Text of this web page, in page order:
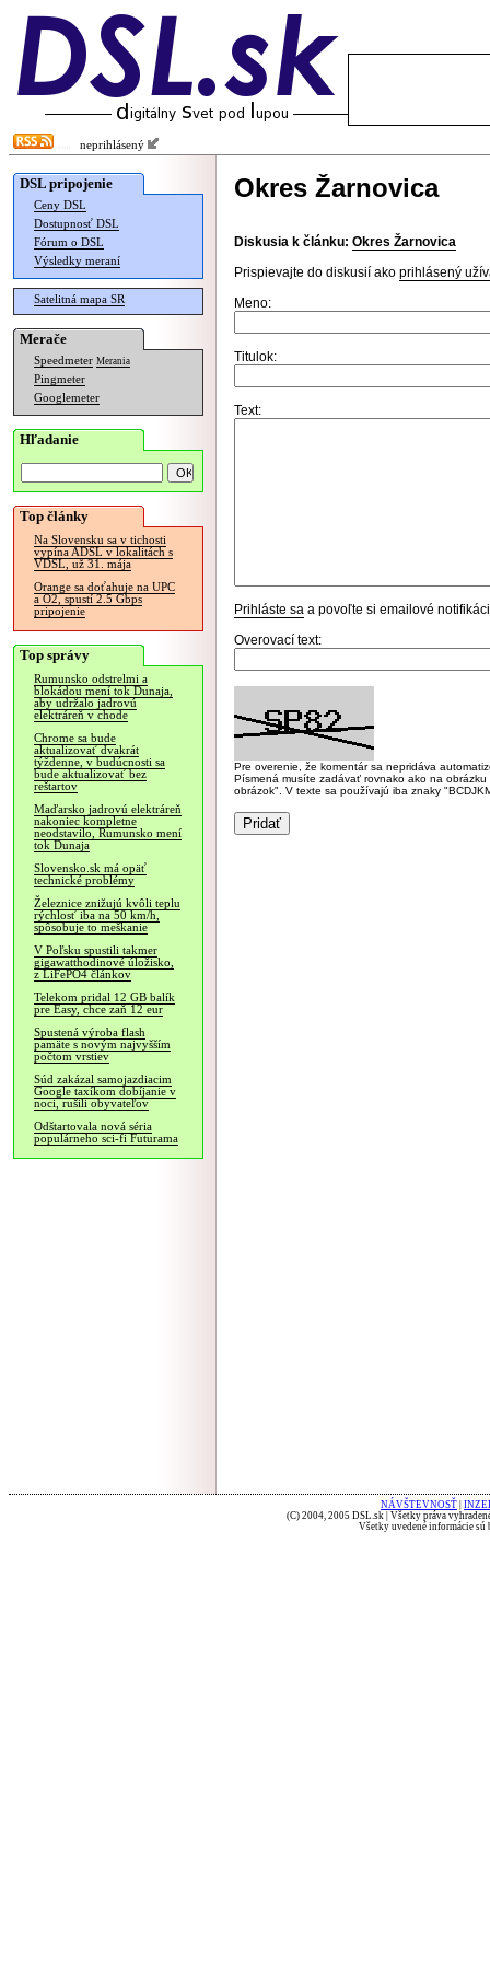
neprihlásený
DSL pripojenie
Ceny DSL
Dostupnosť DSL
Fórum o DSL
Výsledky meraní
Satelitná mapa SR
Merače
Speedmeter Merania
Pingmeter
Googlemeter
Hľadanie
Top články
Na Slovensku sa v tichosti
vypína ADSL v lokalitách s
VDSL, už 31. mája
Orange sa doťahuje na UPC
a O2, spustí 2.5 Gbps
pripojenie
Top správy
Rumunsko odstrelmi a
blokádou mení tok Dunaja,
aby udržalo jadrovú
elektráreň v chode
Chrome sa bude
aktualizovať dvakrát
týždenne, v budúcnosti sa
bude aktualizovať bez
reštartov
Maďarsko jadrovú elektráreň
nakoniec kompletne
neodstavilo, Rumunsko mení
tok Dunaja
Slovensko.sk má opäť
technické problémy
Železnice znižujú kvôli teplu
rýchlosť iba na 50 km/h,
spôsobuje to meškanie
V Poľsku spustili takmer
gigawatthodinové úložisko,
z LiFePO4 článkov
Telekom pridal 12 GB balík
pre Easy, chce zaň 12 eur
Spustená výroba flash
pamäte s novým najvyšším
počtom vrstiev
Súd zakázal samojazdiacim
Google taxíkom dobíjanie v
noci, rušili obyvateľov
Odštartovala nová séria
populárneho sci-fi Futurama
Okres Žarnovica
Diskusia k článku: Okres Žarnovica
Prispievajte do diskusií ako prihlásený
Meno:
Titulok:
Text:
Prihláste sa a povoľte si emailové
Overovací text:
Pre overenie, že komentár sa nepridáva
Písmená musíte zadávať rovnako ako na
obrázok". V texte sa používajú iba znaky
NÁVŠTEVNOSŤ
(C) 2004, 2005 DSL.sk | Všetky práva
Všetky uvedené informácie sú